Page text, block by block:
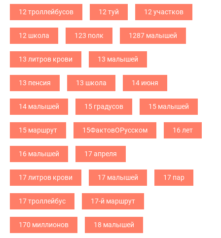
12 троллейбусов 12 туй 12 участков
12 школа 123 полк 1287 малышей
13 литров крови 13 малышей
13 пенсия 13 школа 14 июня
14 малышей 15 градусов 15 малышей
15 маршрут 15ФактовОРусском 16 лет
16 малышей 17 апреля
17 литров крови 17 малышей 17 пар
17 троллейбус 17-й маршрут
170 миллионов 18 малышей